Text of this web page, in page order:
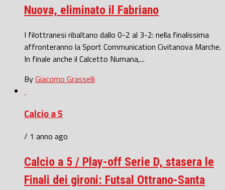
Nuova, eliminato il Fabriano
I filottranesi ribaltano dallo 0-2 al 3-2: nella finalissima
affronteranno la Sport Communication Civitanova Marche.
In finale anche il Calcetto Numana,...
ByGiacomo Grasselli
Calcio a 5
/ 1 anno ago
Calcio a 5 / Play-off Serie D, stasera le
Finali dei gironi: Futsal Ottrano-Santa